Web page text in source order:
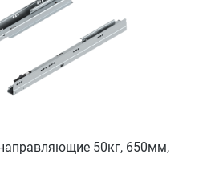
направляющие 50кг, 650мм,